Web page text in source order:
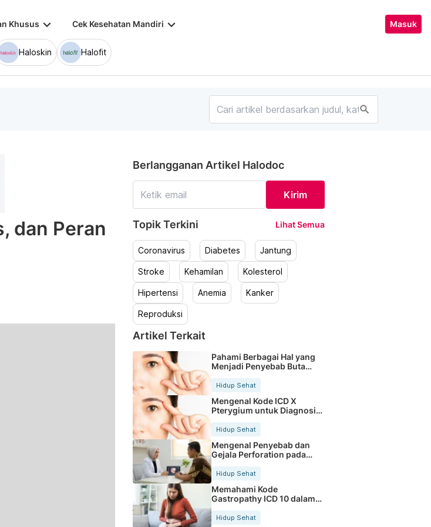
Khusus keyboard_arrow_down Cek Kesehatan Mandiri keyboard_arrow_down Masuk
Haloskin Halofit
search
dan Peran
Berlangganan Artikel Halodoc
Kirim
Topik Terkini Lihat Semua
Coronavirus Diabetes Jantung
Stroke Kehamilan Kolesterol
Hipertensi Anemia Kanker
Reproduksi
Artikel Terkait
Pahami Berbagai Hal yang
Menjadi Penyebab Buta
Hidup Sehat
Mengenal Kode ICD X
Pterygium untuk Diagnosis
Hidup Sehat
Mengenal Penyebab dan
Gejala Perforation pada
Tubuh
Hidup Sehat
Memahami Kode
Gastropathy ICD 10 dalam
Rekam Medis Pasien
Hidup Sehat